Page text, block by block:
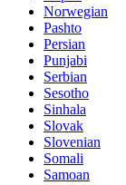
Norwegian
Pashto
Persian
Punjabi
Serbian
Sesotho
Sinhala
Slovak
Slovenian
Somali
Samoan